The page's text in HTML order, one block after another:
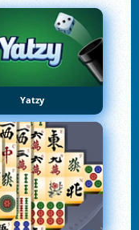
Yatzy